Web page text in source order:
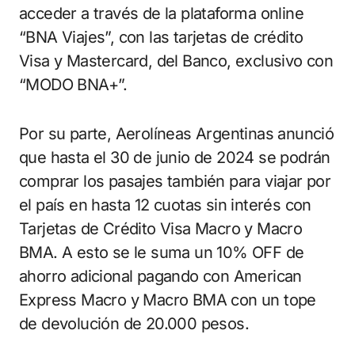
acceder a través de la plataforma online
“BNA Viajes”, con las tarjetas de crédito
Visa y Mastercard, del Banco, exclusivo con
“MODO BNA+”.
Por su parte, Aerolíneas Argentinas anunció
que hasta el 30 de junio de 2024 se podrán
comprar los pasajes también para viajar por
el país en hasta 12 cuotas sin interés con
Tarjetas de Crédito Visa Macro y Macro
BMA. A esto se le suma un 10% OFF de
ahorro adicional pagando con American
Express Macro y Macro BMA con un tope
de devolución de 20.000 pesos.